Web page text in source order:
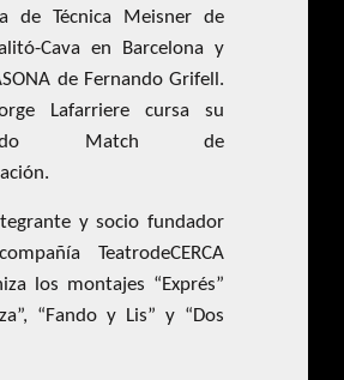
de Técnica Meisner de
Cava en Barcelona y
de Fernando Grifell.
Lafarriere cursa su
Match de
y socio fundador
TeatrodeCERCA
los montajes “Exprés”
“Fando y Lis” y “Dos